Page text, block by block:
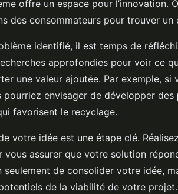
offre un espace pour l’innovation.
des consommateurs pour trouver un
identifié, il est temps de
approfondies pour voir ce
une valeur ajoutée. Par exemple, si
pourriez envisager de développer des
favorisent le recyclage.
votre idée est une étape clé.
vous assurer que votre solution
seulement de consolider votre idée,
de la viabilité de votre projet.